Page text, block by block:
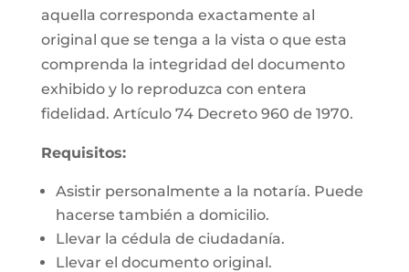
aquella corresponda exactamente al
original que se tenga a la vista o que esta
comprenda la integridad del documento
exhibido y lo reproduzca con entera
fidelidad. Artículo 74 Decreto 960 de 1970.
Requisitos:
Asistir personalmente a la notaría. Puede
hacerse también a domicilio.
Llevar la cédula de ciudadanía.
Llevar el documento original.